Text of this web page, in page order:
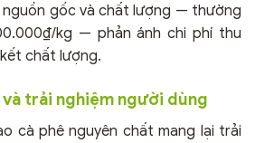
gốc và chất lượng — thường
kg — phản ánh chi phí thu
chất lượng.
trải nghiệm người dùng
cà phê nguyên chất mang lại trải